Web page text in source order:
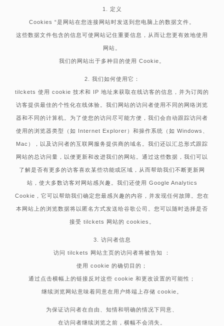
1. 定义
Cookies “是网站在您连接网站时发送到您电脑上的数据文件。
这些数据文件包含的信息可使网站记住重要信息，从而让您更有效地使用
网站。
我们的网站出于多种目的使用 Cookie。
2. 我们如何使用它：
tilckets 使用 cookie 技术和 IP 地址来获取在线访客的信息，并为订阅的
访客提供最佳的个性化在线体验。我们网站的访问者使用不同的网络浏览
器和不同的计算机。为了使您的访问尽可能方便，我们会自动跟踪访问者
使用的浏览器类型（如 Internet Explorer）和操作系统（如 Windows、
Mac），以及访问者的互联网服务提供商的域名。我们还以汇总形式跟踪
网站的总访问量，以便更新和改进我们的网站。通过这些数据，我们可以
了解是否有更多的访客喜欢某些功能或区域，从而帮助我们不断更新网
站，使大多数访客对网站感兴趣。我们还使用 Google Analytics
Cookie，它可以帮助我们确定您最感兴趣的内容，并发现任何故障。您在
本网站上的浏览数据将以匿名方式发送给谷歌公司。您可以随时选择是否
接受 tilckets 网站的 cookies。
3. 访问者信息
访问 tilckets 网站主页的访问者将被告知 ：
使用 cookie 的确切目的；
通过点击横幅上的链接反对这些 cookie 和更改设置的可能性；
继续浏览网站意味着同意在用户终端上存储 cookie。
为保证访问者在自由、知情和明确的情况下同意、
在访问者继续浏览之前，横幅不会消失。